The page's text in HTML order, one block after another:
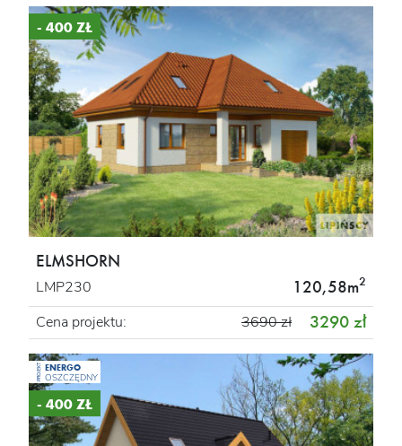
- 400 ZŁ
ELMSHORN
LMP230 120,58m2
Cena projektu: 3290 zł
3690 zł
PROJEKT ENERGO
OSZCZĘDNY
- 400 ZŁ